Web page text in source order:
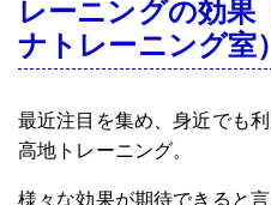
レーニングの効果
ナトレーニング室）
最近注目を集め、身近でも
高地トレーニング。
様々な効果が期待できると